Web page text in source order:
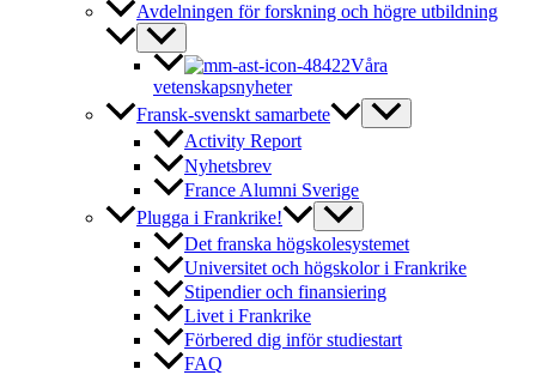
Avdelningen för forskning och högre utbildning
Våra
vetenskapsnyheter
Fransk-svenskt samarbete
Activity Report
Nyhetsbrev
France Alumni Sverige
Plugga i Frankrike!
Det franska högskolesystemet
Universitet och högskolor i Frankrike
Stipendier och finansiering
Livet i Frankrike
Förbered dig inför studiestart
FAQ